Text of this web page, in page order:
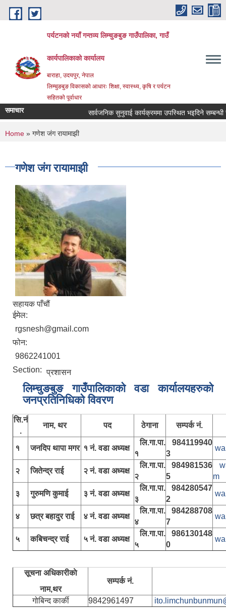
Skip to main content
पर्यटनको नयाँ गन्तव्य लिम्चुङबुङ गाउँपालिका, गाउँ
कार्यपालिकाको कार्यालय
बाराहा, उदयपुर, नेपाल
लिम्चुङबुङ विकासको आधारः शिक्षा, स्वास्थ्य, कृषि र पर्यटन
सहितको पूर्वाधार
समाचार सार्वजनिक सुनुवाई कार्यक्रममा उपस्थित भइदिने सम्बन्धी
You are here
Home » गणेश जंग रायामाझी
गणेश जंग रायामाझी
सहायक पाँचौं
ईमेल:
rgsnesh@gmail.com
फोन:
9862241001
Section: प्रशासन
लिम्चुङबुङ गाउँपालिकाकाे वडा कार्यालयहरुकाे
जनप्रतिनिधिकाे विवरण
सि.नं
.
नाम, थर पद ठेगाना सम्पर्क नं.
१ जनदिप थापा मगर १ नं. वडा अध्यक्ष
लि.गा.पा.
१
984119940
3
२ जितेन्द्र राई २ नं. वडा अध्यक्ष
लि.गा.पा.
२
984981536
5
m
३
गुरुमणि कुमाई ३ नं. वडा अध्यक्ष
लि.गा.पा.
३
984280547
2
४ छत्र बहादुर राई ४ नं. वडा अध्यक्ष
लि.गा.पा.
४
984288708
7
५ कबिचन्द्र राई ५ नं. वडा अध्यक्ष
लि.गा.पा.
५
986130148
0
सूचना अधिकारीकाे
नाम,थर
सम्पर्क नं.
गोबिन्द कार्की 9842961497